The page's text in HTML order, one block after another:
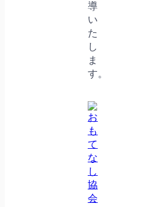
導
い
た
し
ま
す。